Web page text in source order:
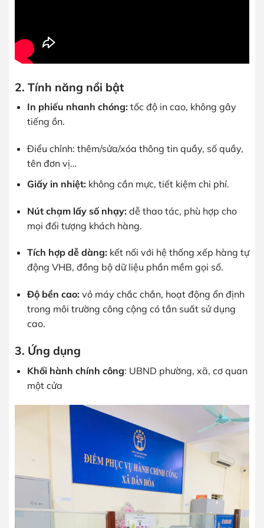
2. Tính năng nổi bật
In phiếu nhanh chóng:tốc độ in cao, không gây
tiếng ồn.
Điểu chỉnh: thêm/sửa/xóa thông tin quầy, số quầy,
tên đơn vị…
Giấy in nhiệt:không cần mực, tiết kiệm chi phí.
Nút chạm lấy số nhạy:dễ thao tác, phù hợp cho
mọi đối tượng khách hàng.
Tích hợp dễ dàng:kết nối với hệ thống xếp hàng tự
động VHB, đồng bộ dữ liệu phần mềm gọi số.
Độ bền cao:vỏ máy chắc chắn, hoạt động ổn định
trong môi trường công cộng có tần suất sử dụng
cao.
3. Ứng dụng
Khối hành chính công: UBND phường, xã, cơ quan
một cửa